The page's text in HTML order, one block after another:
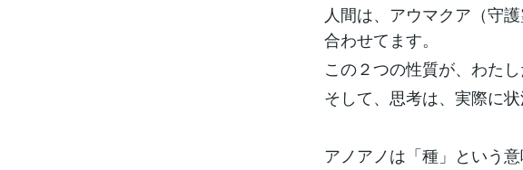
人間は、アウマクア（守
合わせてます。
この２つの性質が、わた
そして、思考は、実際に
アノアノは「種」という